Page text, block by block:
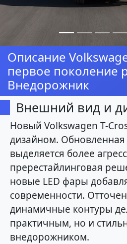
Описание
первое поколение
Внедорожник
Внешний вид и
Новый Volkswagen T-
дизайном.
выделяется более
пререстайлинговая
новые LED фары
современности.
динамичные контуры
практичным, но и
внедорожником.